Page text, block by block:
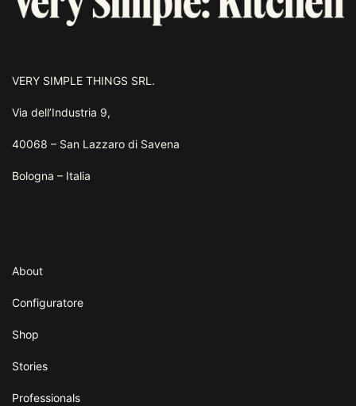
VERY SIMPLE THINGS SRL.
Via dell’Industria 9,
40068 – San Lazzaro di Savena
Bologna – Italia
About
Configuratore
Shop
Stories
Professionals